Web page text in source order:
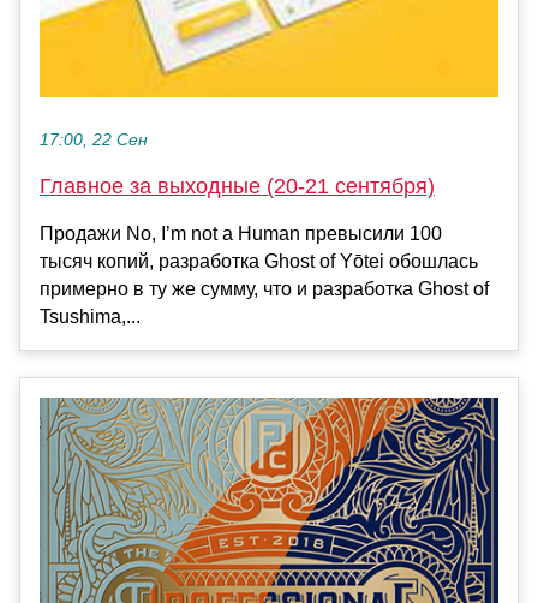
17:00, 22 Сен
Главное за выходные (20-21 сентября)
Продажи No, I’m not a Human превысили 100
тысяч копий, разработка Ghost of Yōtei обошлась
примерно в ту же сумму, что и разработка Ghost of
Tsushima,...